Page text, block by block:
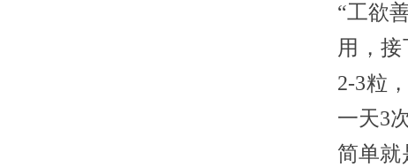
“工欲
用，
2-3粒
一天3
简单就